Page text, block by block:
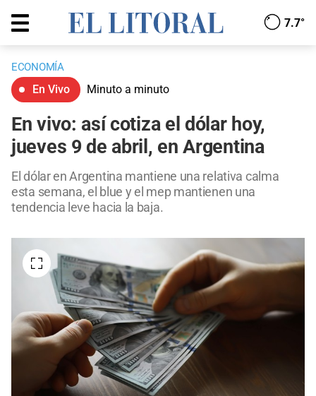
7.7°
ECONOMÍA
En Vivo Minuto a minuto
En vivo: así cotiza el dólar hoy,
jueves 9 de abril, en Argentina
El dólar en Argentina mantiene una relativa calma
esta semana, el blue y el mep mantienen una
tendencia leve hacia la baja.